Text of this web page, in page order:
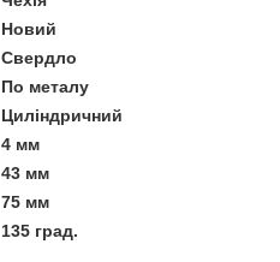
Новий
Свердло
По металу
Циліндричний
4 мм
43 мм
75 мм
135 град.